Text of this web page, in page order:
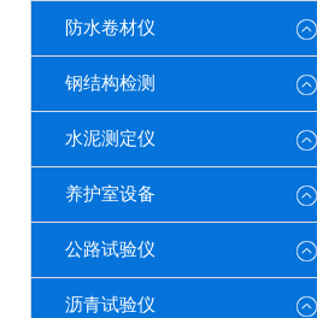
防水卷材仪
钢结构检测
水泥测定仪
养护室设备
公路试验仪
沥青试验仪